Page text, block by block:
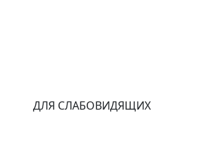
ДЛЯ СЛАБОВИДЯЩИХ